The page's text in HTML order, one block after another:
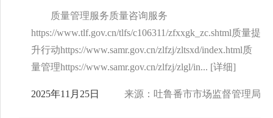
质量管理服务质量咨询服务
https://www.tlf.gov.cn/tlfs/c106311/zfxxgk_zc.shtml质量提
升行动https://www.samr.gov.cn/zlfzj/zltsxd/index.html质
量管理https://www.samr.gov.cn/zlfzj/zlgl/in... [详细]
2025年11月25日 来源：吐鲁番市市场监督管理局